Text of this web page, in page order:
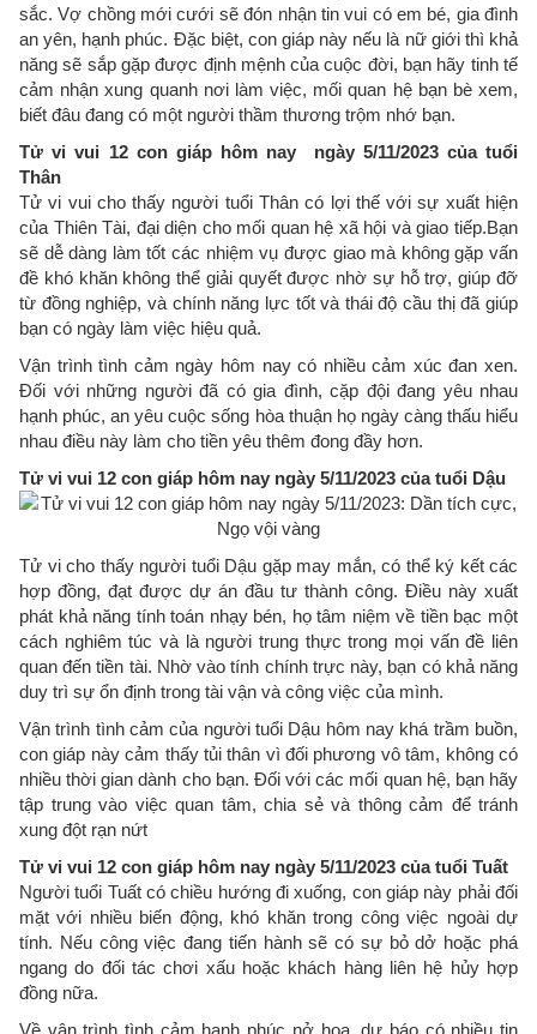
sắc. Vợ chồng mới cưới sẽ đón nhận tin vui có em bé, gia đình
an yên, hạnh phúc. Đặc biệt, con giáp này nếu là nữ giới thì khả
năng sẽ sắp gặp được định mệnh của cuộc đời, bạn hãy tinh tế
cảm nhận xung quanh nơi làm việc, mối quan hệ bạn bè xem,
biết đâu đang có một người thầm thương trộm nhớ bạn.
Tử vi vui 12 con giáp hôm nay ngày 5/11/2023 của tuổi
Thân
Tử vi vui cho thấy người tuổi Thân có lợi thế với sự xuất hiện
của Thiên Tài, đại diện cho mối quan hệ xã hội và giao tiếp.Bạn
sẽ dễ dàng làm tốt các nhiệm vụ được giao mà không gặp vấn
đề khó khăn không thể giải quyết được nhờ sự hỗ trợ, giúp đỡ
từ đồng nghiệp, và chính năng lực tốt và thái độ cầu thị đã giúp
bạn có ngày làm việc hiệu quả.
Vận trình tình cảm ngày hôm nay có nhiều cảm xúc đan xen.
Đối với những người đã có gia đình, cặp đội đang yêu nhau
hạnh phúc, an yêu cuộc sống hòa thuận họ ngày càng thấu hiểu
nhau điều này làm cho tiền yêu thêm đong đầy hơn.
Tử vi vui 12 con giáp hôm nay ngày 5/11/2023 của tuổi Dậu
Tử vi cho thấy người tuổi Dậu gặp may mắn, có thể ký kết các
hợp đồng, đạt được dự án đầu tư thành công. Điều này xuất
phát khả năng tính toán nhạy bén, họ tâm niệm về tiền bạc một
cách nghiêm túc và là người trung thực trong mọi vấn đề liên
quan đến tiền tài. Nhờ vào tính chính trực này, bạn có khả năng
duy trì sự ổn định trong tài vận và công việc của mình.
Vận trình tình cảm của người tuổi Dậu hôm nay khá trầm buồn,
con giáp này cảm thấy tủi thân vì đối phương vô tâm, không có
nhiều thời gian dành cho bạn. Đối với các mối quan hệ, bạn hãy
tập trung vào việc quan tâm, chia sẻ và thông cảm để tránh
xung đột rạn nứt
Tử vi vui 12 con giáp hôm nay ngày 5/11/2023 của tuổi Tuất
Người tuổi Tuất có chiều hướng đi xuống, con giáp này phải đối
mặt với nhiều biến động, khó khăn trong công việc ngoài dự
tính. Nếu công việc đang tiến hành sẽ có sự bỏ dở hoặc phá
ngang do đối tác chơi xấu hoặc khách hàng liên hệ hủy hợp
đồng nữa.
Về vận trình tình cảm hạnh phúc nở hoa, dự báo có nhiều tin